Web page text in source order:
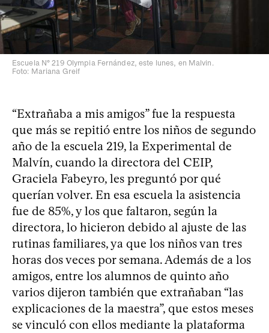
Escuela N° 219 Olympia Fernández, este lunes, en Malvin.
Foto: Mariana Greif
“Extrañaba a mis amigos” fue la respuesta
que más se repitió entre los niños de segundo
año de la escuela 219, la Experimental de
Malvín, cuando la directora del CEIP,
Graciela Fabeyro, les preguntó por qué
querían volver. En esa escuela la asistencia
fue de 85%, y los que faltaron, según la
directora, lo hicieron debido al ajuste de las
rutinas familiares, ya que los niños van tres
horas dos veces por semana. Además de a los
amigos, entre los alumnos de quinto año
varios dijeron también que extrañaban “las
explicaciones de la maestra”, que estos meses
se vinculó con ellos mediante la plataforma